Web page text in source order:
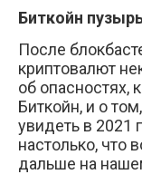
Биткойн
После
криптовалют
об опасностях,
Биткойн, и о
увидеть в 2021
настолько, что
дальше на